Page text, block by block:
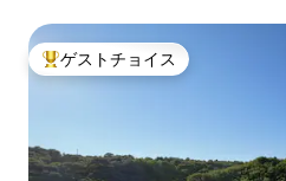
大好評のゲストチョイスです。
ゲストチョイス